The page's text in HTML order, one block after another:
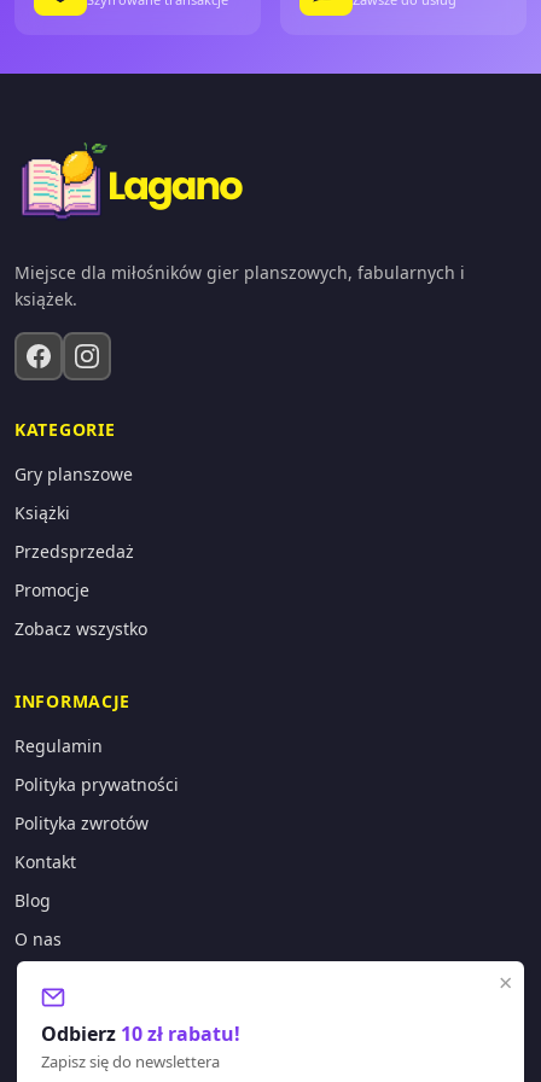
×
Odbierz 10 zł rabatu!
Zapisz się do newslettera
Miejsce dla miłośników gier planszowych, fabularnych i
książek.
KATEGORIE
Gry planszowe
Książki
Przedsprzedaż
Promocje
Zobacz wszystko
INFORMACJE
Regulamin
Polityka prywatności
Polityka zwrotów
Kontakt
Blog
O nas
KONTAKT
sklep@lagano.pl